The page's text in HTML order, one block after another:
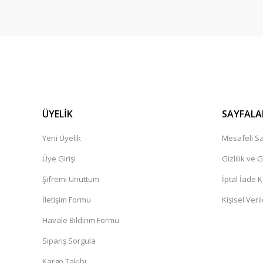
ÜYELİK
Yeni Üyelik
Üye Girişi
Şifremi Unuttum
İletişim Formu
Havale Bildirim Formu
Sipariş Sorgula
Mesafeli
Gizlilik ve
İptal İade
Kişisel